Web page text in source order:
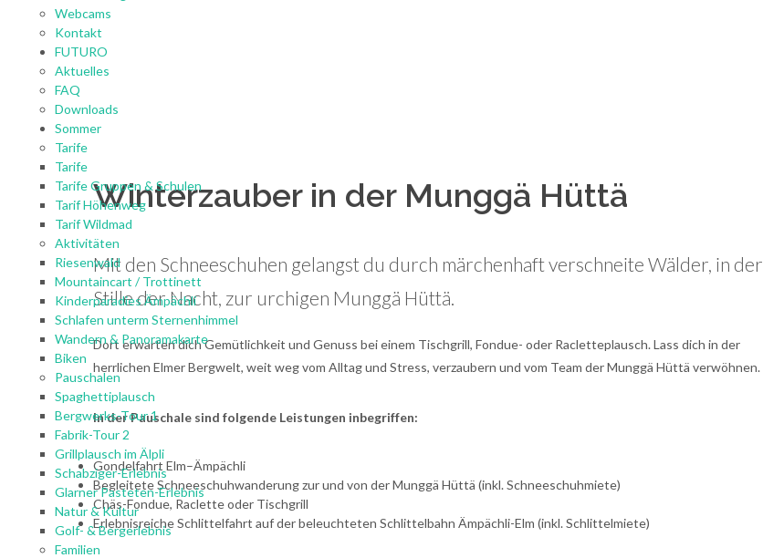
Webcams
Kontakt
FUTURO
Aktuelles
FAQ
Downloads
Sommer
Tarife
Tarife
Tarife Gruppen & Schulen
Tarif Höhenweg
Tarif Wildmad
Aktivitäten
Riesenwald
Mountaincart / Trottinett
Kinderparadies Ämpächli
Schlafen unterm Sternenhimmel
Wandern & Panoramakarte
Biken
Pauschalen
Spaghettiplausch
Bergwerks-Tour 1
Fabrik-Tour 2
Grillplausch im Älpli
Schabziger-Erlebnis
Glarner Pasteten-Erlebnis
Natur & Kultur
Golf- & Bergerlebnis
Familien
Winterzauber in der Munggä Hüttä
Mit den Schneeschuhen gelangst du durch märchenhaft verschneite Wälder, in der
Stille der Nacht, zur urchigen Munggä Hüttä.
Dort erwarten dich Gemütlichkeit und Genuss bei einem Tischgrill, Fondue- oder Racletteplausch. Lass dich in der
herrlichen Elmer Bergwelt, weit weg vom Alltag und Stress, verzaubern und vom Team der Munggä Hüttä verwöhnen.
In der Pauschale sind folgende Leistungen inbegriffen:
Gondelfahrt Elm–Ämpächli
Begleitete Schneeschuhwanderung zur und von der Munggä Hüttä (inkl. Schneeschuhmiete)
Chäs-Fondue, Raclette oder Tischgrill
Erlebnisreiche Schlittelfahrt auf der beleuchteten Schlittelbahn Ämpächli-Elm (inkl. Schlittelmiete)